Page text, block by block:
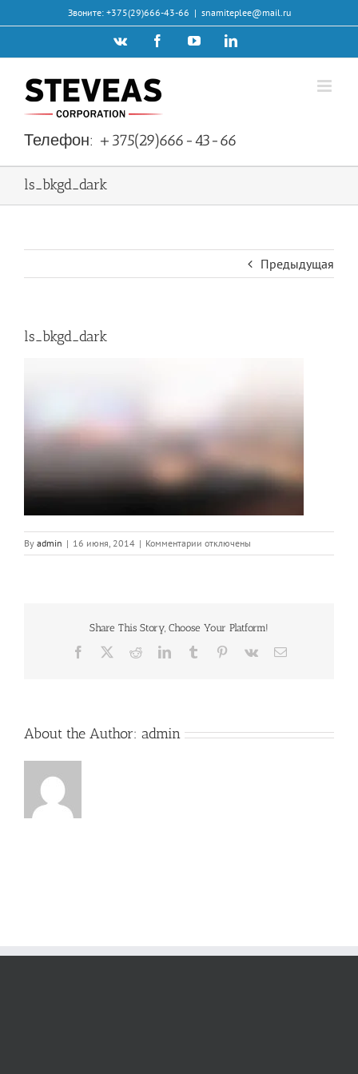
to
Звоните: +375(29)666-43-66 | snamiteplee@mail.ru
Vk FacebookYouTubeLinkedIn
Телефон: +375(29)666-43-66
ls_bkgd_dark
Предыдущая
ls_bkgd_dark
By admin | 16 июня, 2014 | Комментарии к
записи
отключены
Share This Story, Choose Your Platform!
Facebook RedditLinkedInTumblr Pinterest
Vk Email
About the Author: admin